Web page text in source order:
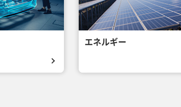
エネルギー